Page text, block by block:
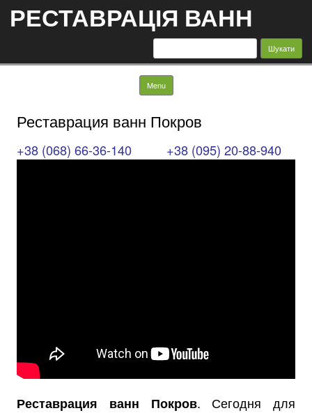
РЕСТАВРАЦІЯ ВАНН
Пошук:
Menu Skip to content
Реставрация ванн Покров
+38 (068) 66-36-140 +38 (095) 20-88-940
Реставрация ванн Покров. Сегодня для